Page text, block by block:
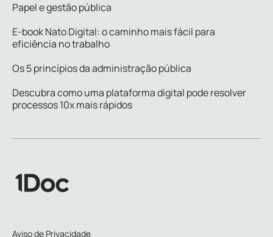
Papel e gestão pública
E-book Nato Digital: o caminho mais fácil para
eficiência no trabalho
Os 5 princípios da administração pública
Descubra como uma plataforma digital pode resolver
processos 10x mais rápidos
Aviso de Privacidade